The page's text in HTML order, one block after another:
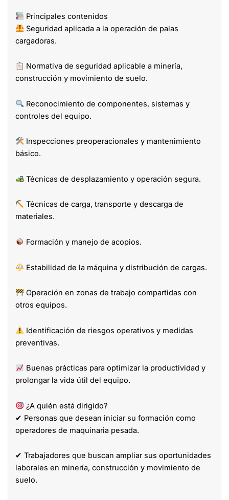
Principales contenidos
Seguridad aplicada a la operación de palas
cargadoras.
Normativa de seguridad aplicable a minería,
construcción y movimiento de suelo.
Reconocimiento de componentes, sistemas y
controles del equipo.
Inspecciones preoperacionales y mantenimiento
básico.
Técnicas de desplazamiento y operación segura.
Técnicas de carga, transporte y descarga de
materiales.
Formación y manejo de acopios.
Estabilidad de la máquina y distribución de cargas.
Operación en zonas de trabajo compartidas con
otros equipos.
Identificación de riesgos operativos y medidas
preventivas.
Buenas prácticas para optimizar la productividad y
prolongar la vida útil del equipo.
¿A quién está dirigido?
✔ Personas que desean iniciar su formación como
operadores de maquinaria pesada.
✔ Trabajadores que buscan ampliar sus oportunidades
laborales en minería, construcción y movimiento de
suelo.